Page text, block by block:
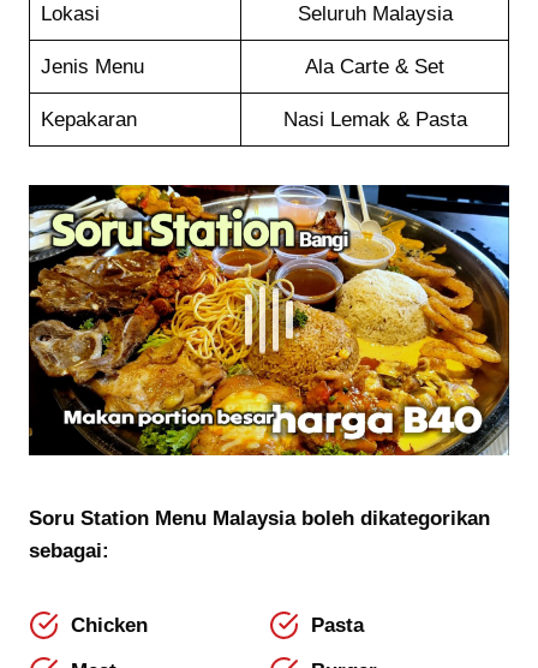
Lokasi Seluruh Malaysia
Jenis Menu Ala Carte & Set
Kepakaran Nasi Lemak & Pasta
Soru Station Menu Malaysia boleh dikategorikan
sebagai:
Chicken
Pasta